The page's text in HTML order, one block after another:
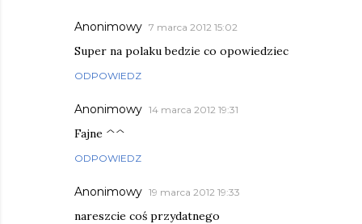
Anonimowy 7 marca 2012 15:02
Super na polaku bedzie co opowiedziec
ODPOWIEDZ
Anonimowy 14 marca 2012 19:31
Fajne ^^
ODPOWIEDZ
Anonimowy 19 marca 2012 19:33
nareszcie coś przydatnego